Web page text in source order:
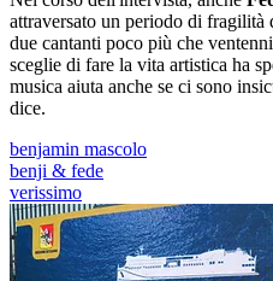
attraversato un periodo di fragilità
due cantanti poco più che
sceglie di fare la vita artistica ha
musica aiuta anche se ci sono
dice.
benjamin mascolo
benji & fede
verissimo